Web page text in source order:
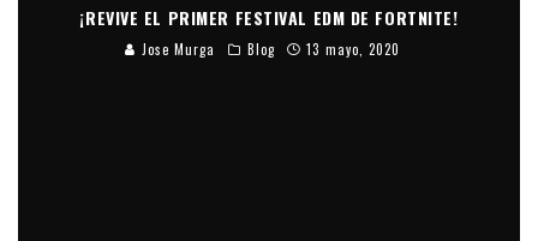
¡REVIVE EL PRIMER FESTIVAL EDM DE FORTNITE!
Jose Murga Blog 13 mayo, 2020